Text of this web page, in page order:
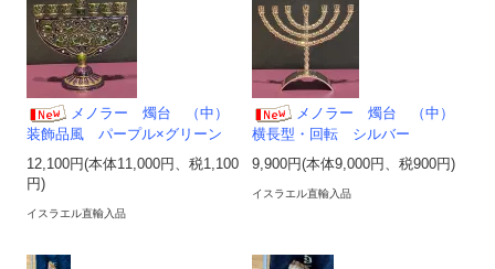
メノラー 燭台 （中）
装飾品風 パープル×グリーン
12,100円(本体11,000円、税1,100
円)
イスラエル直輸入品
メノラー 燭台 （中）
横長型・回転 シルバー
9,900円(本体9,000円、税900円)
イスラエル直輸入品